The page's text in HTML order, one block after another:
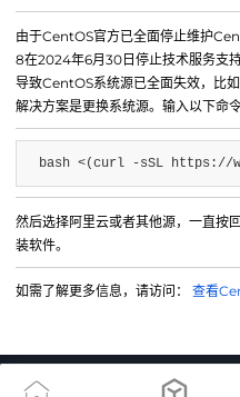
微信公众号
IDC/ISP证号 B1-20214840
由于CentOS官方已全面停止维护
8在2024年6月30日停止技术服务支
导致CentOS系统源已全面失效，比
解决方案是更换系统源。输入以下命令
bash <(curl -sSL https://
然后选择阿里云或者其他源，一直按
装软件。
如需了解更多信息，请访问： 查看